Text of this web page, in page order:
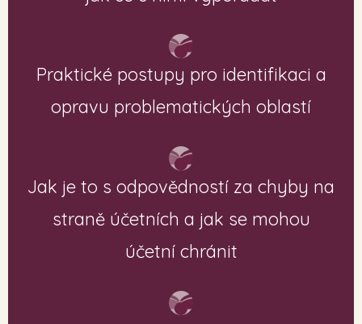
Praktické postupy pro identifikaci a
opravu problematických oblastí
Jak je to s odpovědností za chyby na
straně účetních a jak se mohou
účetní chránit